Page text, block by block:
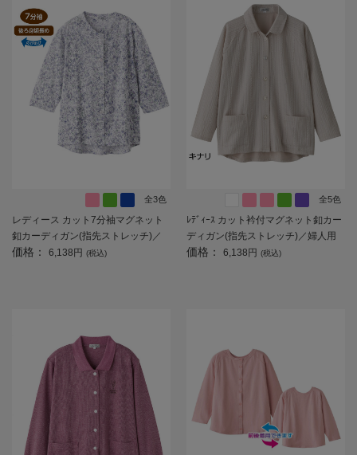
全3色
レディース カット7分袖マグネット
釦カーディガン(指先ストレッチ)／
婦人用／前開き／ポロシャツ／カー
価格： 6,138円 (税込)
全5色
ﾚﾃﾞｨｰｽ カット衿付マグネット釦カー
ディガン(指先ストレッチ)／婦人用
／前開き／カーディガン 【CF】
価格： 6,138円 (税込)